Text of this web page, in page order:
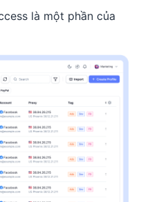
là một phần của